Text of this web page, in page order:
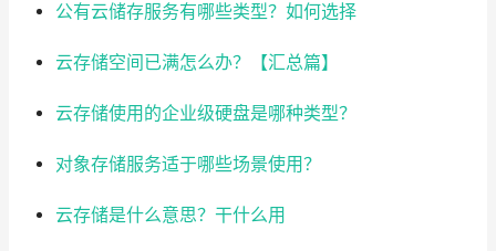
公有云储存服务有哪些类型？如何选择
云存储空间已满怎么办？【汇总篇】
云存储使用的企业级硬盘是哪种类型？
对象存储服务适于哪些场景使用？
云存储是什么意思？干什么用